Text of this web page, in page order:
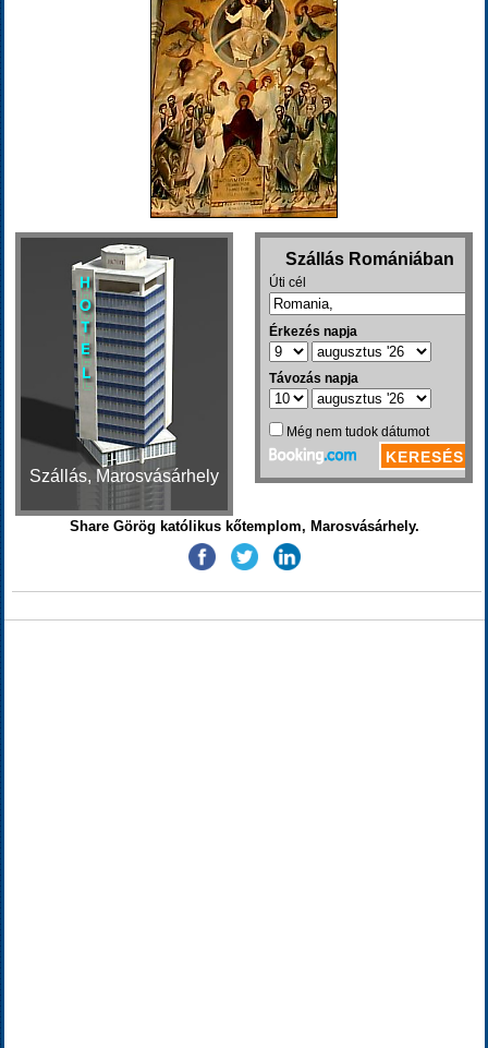
Szállás, Marosvásárhely
Share Görög katólikus kőtemplom, Marosvásárhely.